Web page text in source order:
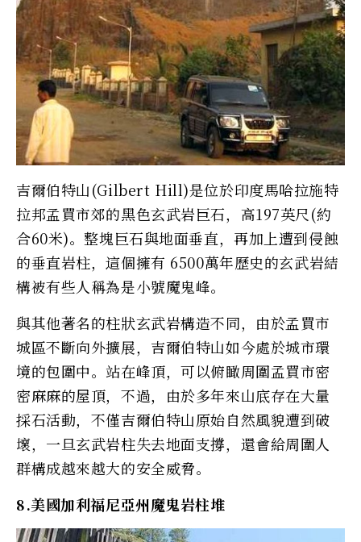
吉爾伯特山(Gilbert Hill)是位於印度馬哈拉施特
拉邦孟買市郊的黑色玄武岩巨石，高197英尺(約
合60米)。整塊巨石與地面垂直，再加上遭到侵蝕
的垂直岩柱，這個擁有 6500萬年歷史的玄武岩結
構被有些人稱為是小號魔鬼峰。
與其他著名的柱狀玄武岩構造不同，由於孟買市
城區不斷向外擴展，吉爾伯特山如今處於城市環
境的包圍中。站在峰頂，可以俯瞰周圍孟買市密
密麻麻的屋頂，不過，由於多年來山底存在大量
採石活動，不僅吉爾伯特山原始自然風貌遭到破
壞，一旦玄武岩柱失去地面支撐，還會給周圍人
群構成越來越大的安全威脅。
8.美國加利福尼亞州魔鬼岩柱堆